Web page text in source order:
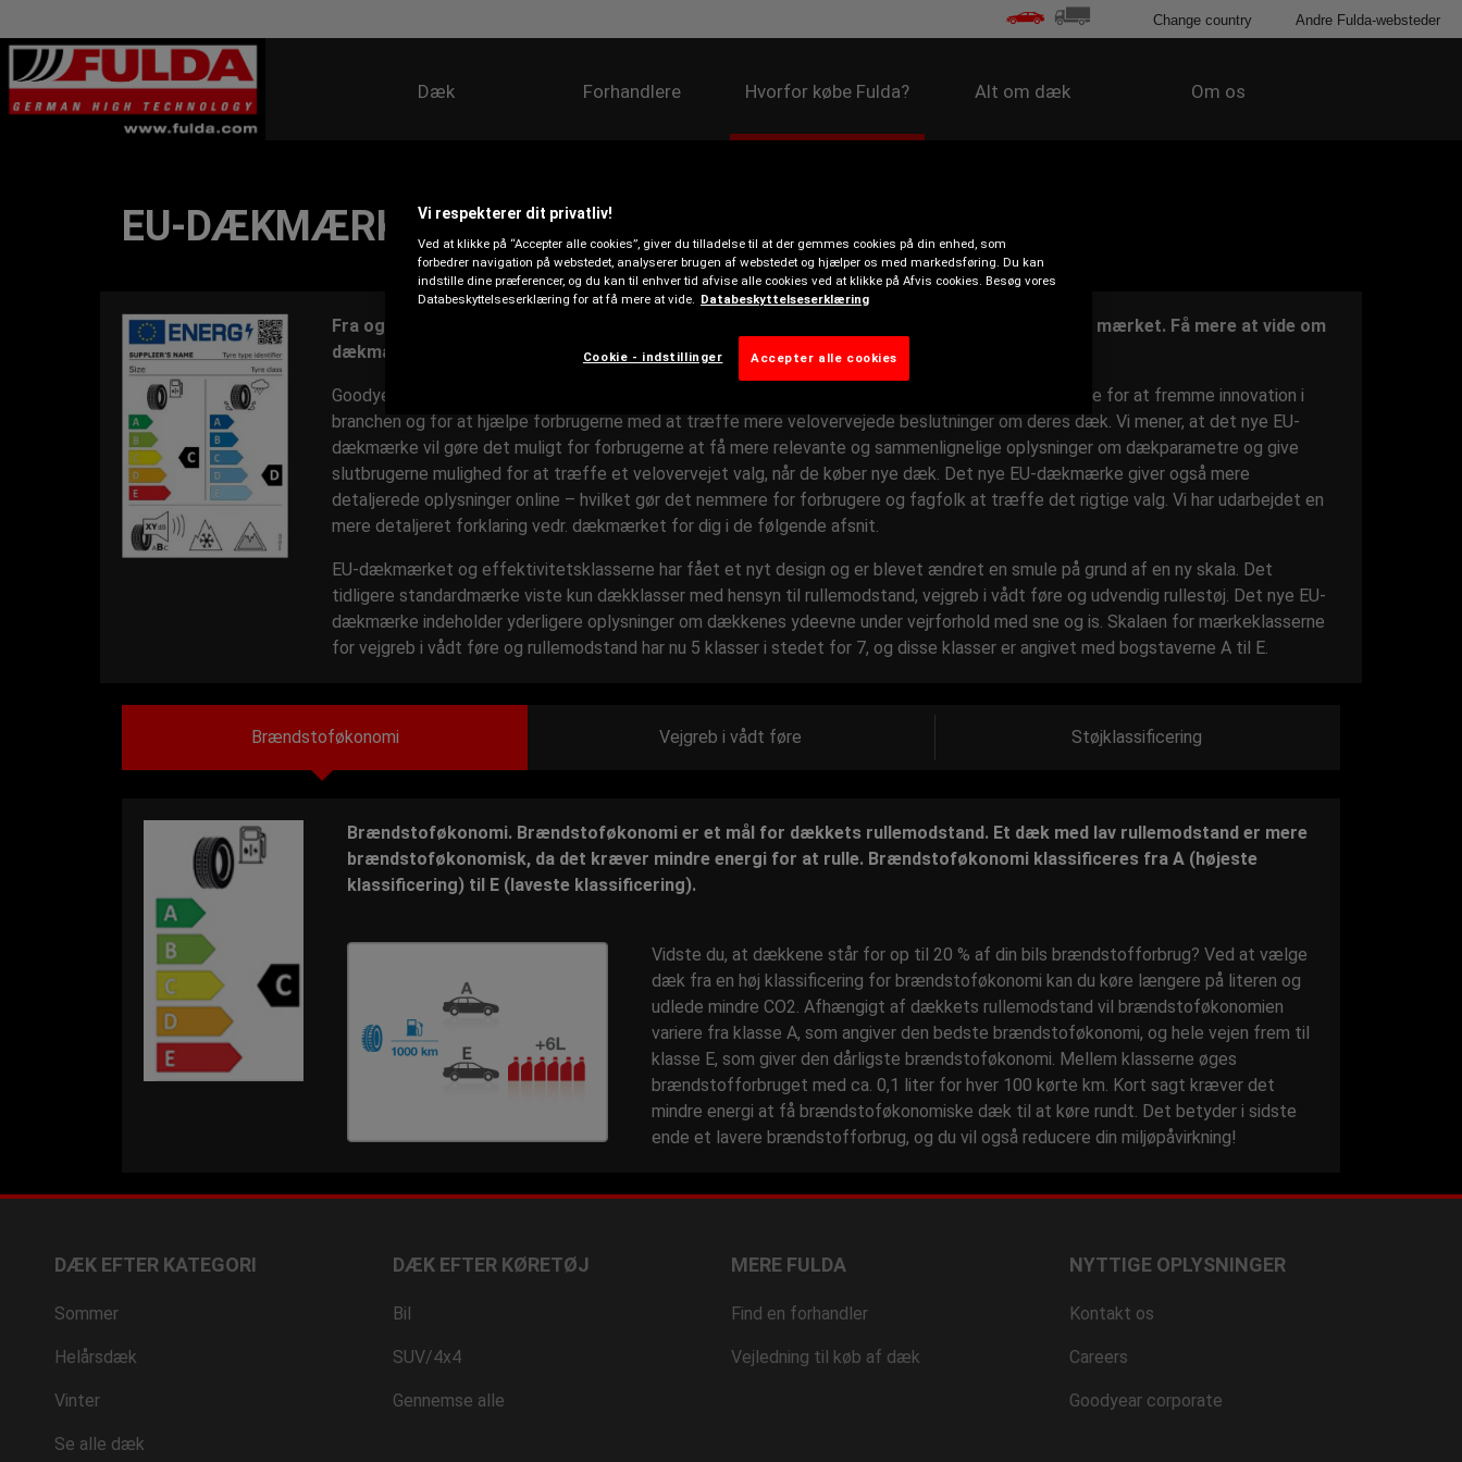
Dæk Forhandlere Hvorfor købe Fulda? Alt om dæk Om os
Change country Andre Fulda-websteder
EU-DÆKMÆRKET – OVERBLIK
Fra og med maj 2021 gælder regulativ (EU) 2020/740 om ændring af den måde, hvorpå dæk er mærket. Få mere at vide om
dækmærkets betydning og nyt om dækkenes energiklassificering.
Goodyear har arbejdet tæt sammen med de europæiske institutioner om det opdaterede dækmærke for at fremme innovation i
branchen og for at hjælpe forbrugerne med at træffe mere velovervejede beslutninger om deres dæk. Vi mener, at det nye EU-
dækmærke vil gøre det muligt for forbrugerne at få mere relevante og sammenlignelige oplysninger om dækparametre og give
slutbrugerne mulighed for at træffe et velovervejet valg, når de køber nye dæk. Det nye EU-dækmærke giver også mere
detaljerede oplysninger online – hvilket gør det nemmere for forbrugere og fagfolk at træffe det rigtige valg. Vi har udarbejdet en
mere detaljeret forklaring vedr. dækmærket for dig i de følgende afsnit.
EU-dækmærket og effektivitetsklasserne har fået et nyt design og er blevet ændret en smule på grund af en ny skala. Det
tidligere standardmærke viste kun dækklasser med hensyn til rullemodstand, vejgreb i vådt føre og udvendig rullestøj. Det nye EU-
dækmærke indeholder yderligere oplysninger om dækkenes ydeevne under vejrforhold med sne og is. Skalaen for mærkeklasserne
for vejgreb i vådt føre og rullemodstand har nu 5 klasser i stedet for 7, og disse klasser er angivet med bogstaverne A til E.
Brændstoføkonomi Vejgreb i vådt føre Støjklassificering
Brændstoføkonomi. Brændstoføkonomi er et mål for dækkets rullemodstand. Et dæk med lav rullemodstand er mere
brændstoføkonomisk, da det kræver mindre energi for at rulle. Brændstoføkonomi klassificeres fra A (højeste
klassificering) til E (laveste klassificering).
Vidste du, at dækkene står for op til 20 % af din bils brændstofforbrug? Ved at vælge
dæk fra en høj klassificering for brændstoføkonomi kan du køre længere på literen og
udlede mindre CO2. Afhængigt af dækkets rullemodstand vil brændstoføkonomien
variere fra klasse A, som angiver den bedste brændstoføkonomi, og hele vejen frem til
klasse E, som giver den dårligste brændstoføkonomi. Mellem klasserne øges
brændstofforbruget med ca. 0,1 liter for hver 100 kørte km. Kort sagt kræver det
mindre energi at få brændstoføkonomiske dæk til at køre rundt. Det betyder i sidste
ende et lavere brændstofforbrug, og du vil også reducere din miljøpåvirkning!
DÆK EFTER KATEGORI
Sommer
Helårsdæk
Vinter
Se alle dæk
DÆK EFTER KØRETØJ
Bil
SUV/4x4
Gennemse alle
MERE FULDA
Find en forhandler
Vejledning til køb af dæk
NYTTIGE OPLYSNINGER
Kontakt os
Careers
Goodyear corporate
Vi respekterer dit privatliv!
Ved at klikke på “Accepter alle cookies”, giver du tilladelse til at der gemmes cookies på din enhed, som
forbedrer navigation på webstedet, analyserer brugen af webstedet og hjælper os med markedsføring. Du kan
indstille dine præferencer, og du kan til enhver tid afvise alle cookies ved at klikke på Afvis cookies. Besøg vores
Databeskyttelseserklæring for at få mere at vide. Databeskyttelseserklæring
Cookie - indstillinger Accepter alle cookies